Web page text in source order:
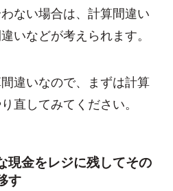
ない場合は、計算間違い
いなどが考えられます。
違いなので、まずは計算
直してみてください。
金をレジに残してその
す